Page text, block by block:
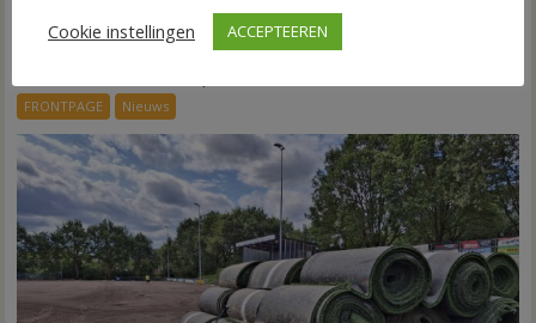
Wim de Jonge Reacties uitgeschakeld
alle
kernen
Hardenberg
HARDENBERG – Eind volgend jaar moet een extra systeem
FRONTPAGE Nieuws
Cookie instellingen
ACCEPTEEREN